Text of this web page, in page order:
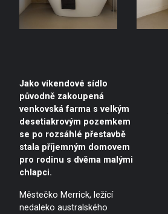
Jako víkendové sídlo
původně zakoupená
venkovská farma s velkým
desetiakrovým pozemkem
se po rozsáhlé přestavbě
stala příjemným domovem
pro rodinu s dvěma malými
chlapci.
Městečko Merrick, ležící
nedaleko australského